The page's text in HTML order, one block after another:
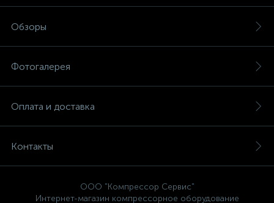
Обзоры
Фотогалерея
Оплата и доставка
Контакты
ООО "Компрессор Сервис"
Интернет-магазин компрессорное оборудование